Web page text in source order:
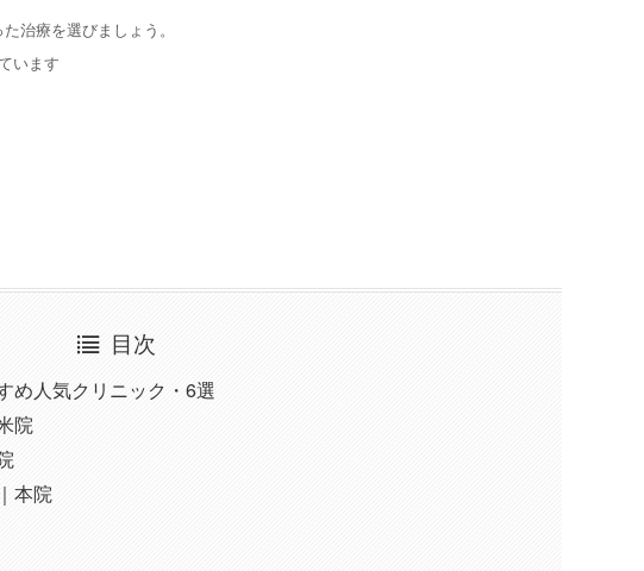
治療を選びましょう。
います
目次
め人気クリニック・6選
院
本院